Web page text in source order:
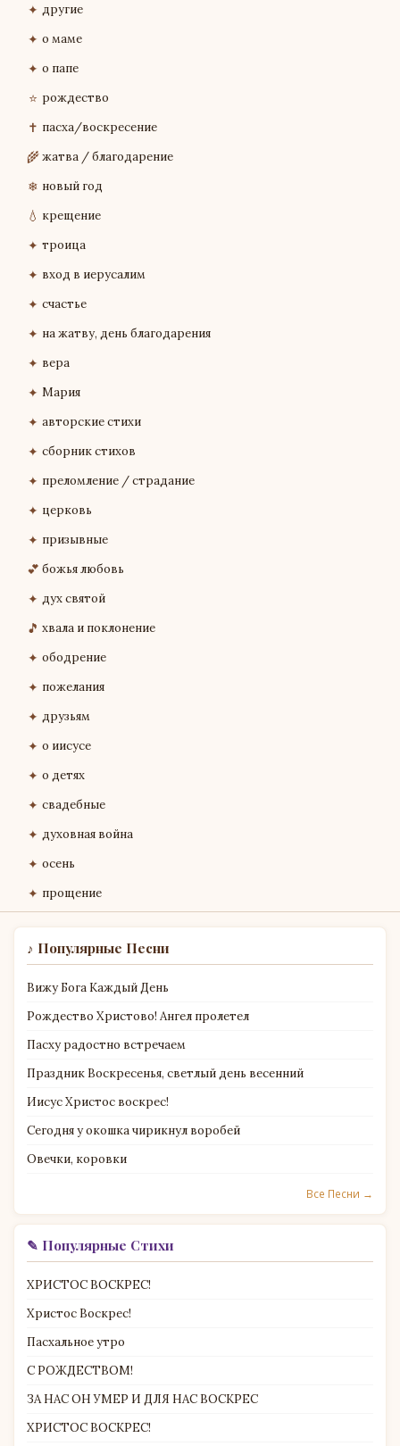
✦ другие
✦ о маме
✦ о папе
⭐ рождество
✝ пасха/воскресение
🌾жатва / благодарение
❄ новый год
💧 крещение
✦ троица
✦ вход в иерусалим
✦ счастье
✦ на жатву, день благодарения
✦ вера
✦ Мария
✦ авторские стихи
✦ сборник стихов
✦ преломление / страдание
✦ церковь
✦ призывные
💕 божья любовь
✦ дух святой
🎵 хвала и поклонение
✦ ободрение
✦ пожелания
✦ друзьям
✦ о иисусе
✦ о детях
✦ свадебные
✦ духовная война
✦ осень
✦ прощение
♪ Популярные Песни
Вижу Бога Каждый День
Рождество Христово! Ангел пролетел
Пасху радостно встречаем
Праздник Воскресенья, светлый день весенний
Иисус Христос воскрес!
Сегодня у окошка чирикнул воробей
Овечки, коровки
Все Песни →
✎ Популярные Стихи
ХРИСТОС ВОСКРЕС!
Христос Воскрес!
Пасхальное утро
С РОЖДЕСТВОМ!
ЗА НАС ОН УМЕР И ДЛЯ НАС ВОСКРЕС
ХРИСТОС ВОСКРЕС!